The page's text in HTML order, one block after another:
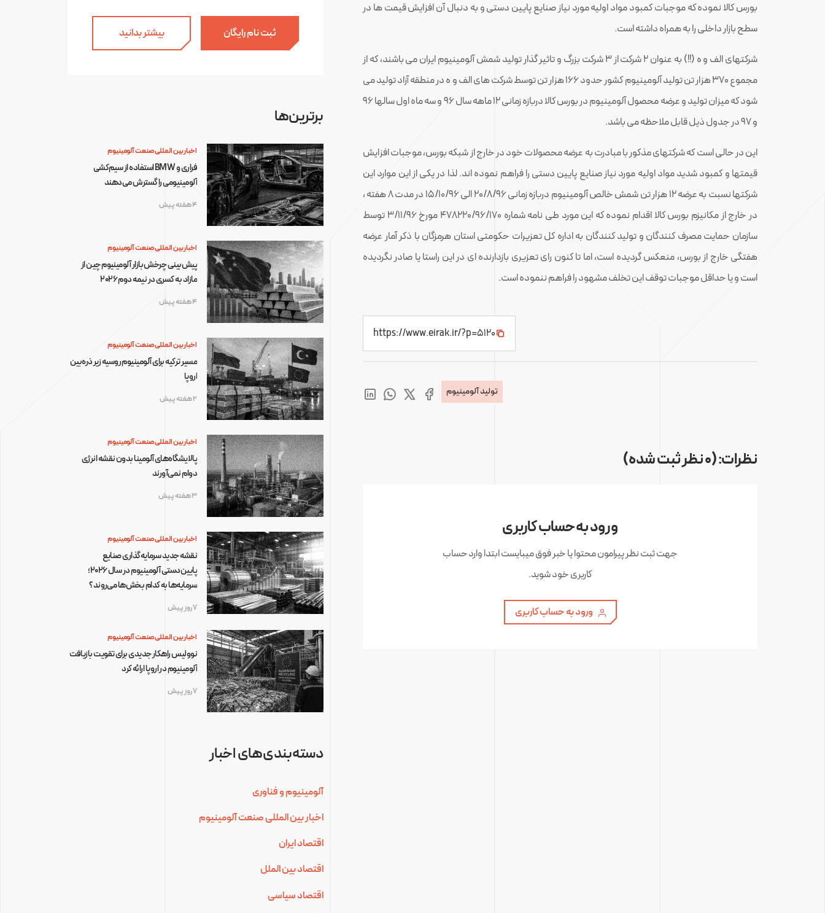
بورس کالا نموده که موجبات کمبود مواد اولیه مورد نیاز صنایع پایین دستی و به دنبال آن افزایش قیمت ها در
سطح بازار داخلی را به همراه داشته است.
شرکتهای الف و ه (!!) به عنوان 2 شرکت از 3 شرکت بزرگ و تاثیر گذار تولید شمش آلومینیوم ایران می باشند، که از
مجموع 370 هزار تن تولید آلومینیوم کشور حدود 166 هزار تن توسط شرکت های الف و ه در منطقه آزاد تولید می
شود که میزان تولید و عرضه محصول آلومینیوم در بورس کالا دربازه زمانی 12 ماهه سال 96 و سه ماه اول سالها 96
و 97 در جدول ذیل قابل ملاحظه می باشد.
این در حالی است که شرکتهای مذکور با مبادرت به عرضه محصولات خود در خارج از شبکه بورس، موجبات افزایش
قیمتها و کمبود شدید مواد اولیه مورد نیاز صنایع پایین دستی را فراهم نموده اند. لذا در یکی از این موارد این
شرکتها نسبت به عرضه 12 هزار تن شمش خالص آلومینیوم دربازه زمانی 20/8/96 الی 15/10/96 در مدت 8 هفته ،
در خارج از مکانیزم بورس کالا اقدام نموده که این مورد طی نامه شماره 478220/96/170 مورخ 3/11/96 توسط
سازمان حمایت مصرف کنندگان و تولید کنندگان به اداره کل تعزیرات حکومتی استان هرمزگان با ذکر آمار عرضه
هفتگی خارج از بورس، منعکس گردیده است، اما تا کنون رای تعزیری بازدارنده ای در این راستا یا صادر نگردیده
است و یا حداقل موجبات توقف این تخلف مشهود را فراهم ننموده است.
https://www.eirak.ir/?p=5120
تولید آلومینیوم
نظرات: (0 نظر ثبت شده)
ورود به حساب کاربری
جهت ثبت نظر پیرامون محتوا یا خبر فوق میبایست ابتدا وارد حساب
کاربری خود شوید.
ورود به حساب کاربری
ثبت نام رایگان بیشتر بدانید
برترین‌ها
اخبار بین المللی صنعت آلومینیوم
فراری و BMW استفاده از سیم‌کشی
آلومینیومی را گسترش می‌دهند
4 هفته پیش
اخبار بین المللی صنعت آلومینیوم
پیش‌بینی چرخش بازار آلومینیوم چین از
مازاد به کسری در نیمه دوم ۲۰۲۶
4 هفته پیش
اخبار بین المللی صنعت آلومینیوم
مسیر ترکیه برای آلومینیوم روسیه زیر ذره‌بین
اروپا
2 هفته پیش
اخبار بین المللی صنعت آلومینیوم
پالایشگاه‌های آلومینا بدون نقشه انرژی
دوام نمی‌آورند
3 هفته پیش
اخبار بین المللی صنعت آلومینیوم
نقشه جدید سرمایه‌گذاری صنایع
پایین‌دستی آلومینیوم در سال ۲۰۲۶؛
سرمایه‌ها به کدام بخش‌ها می‌روند؟
7 روز پیش
اخبار بین المللی صنعت آلومینیوم
نوولیس راهکار جدیدی برای تقویت بازیافت
آلومینیوم در اروپا ارائه کرد
7 روز پیش
دسته‌بندی‌های اخبار
آلومینیوم و فناوری
اخبار بین المللی صنعت آلومینیوم
اقتصاد ایران
اقتصاد بین الملل
اقتصاد سیاسی